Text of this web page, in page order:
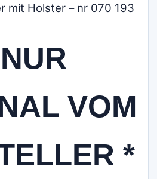
mit Holster – nr 070 193
VOM
*